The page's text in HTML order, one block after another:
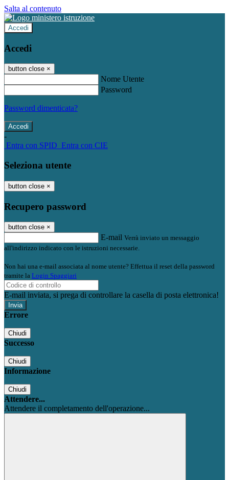
Salta al contenuto
Accedi
Accedi
button close ×
Nome Utente
Password
Password dimenticata?
-
Entra con SPID Entra con CIE
Seleziona utente
button close ×
Recupero password
button close ×
E-mail Verrà inviato un messaggio
all'indirizzo indicato con le istruzioni necessarie.
Non hai una e-mail associata al nome utente? Effettua il reset della password
tramite la Login Spaggiari
E-mail inviata, si prega di controllare la casella di posta elettronica!
Errore
Chiudi
Successo
Chiudi
Informazione
Chiudi
Attendere...
Attendere il completamento dell'operazione...